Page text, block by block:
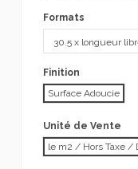
Formats
Finition
Surface Adoucie
Unité de Vente
le m2 / Hors Taxe /